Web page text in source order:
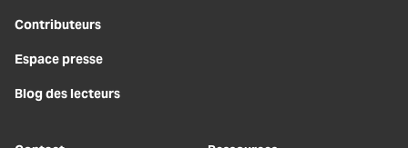
Contributeurs
Espace presse
Blog des lecteurs